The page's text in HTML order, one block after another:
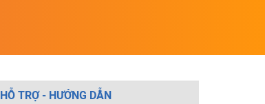
HỖ TRỢ - HƯỚNG DẪN